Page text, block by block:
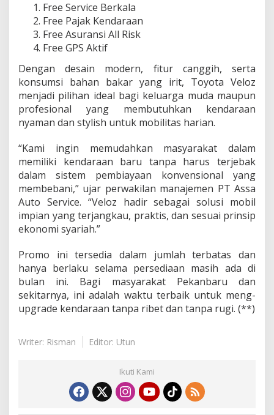
p
a
R
i
b
a
Free Service Berkala
Free Pajak Kendaraan
Free Asuransi All Risk
Free GPS Aktif
Dengan desain modern, fitur canggih, serta
konsumsi bahan bakar yang irit, Toyota Veloz
menjadi pilihan ideal bagi keluarga muda maupun
profesional yang membutuhkan kendaraan
nyaman dan stylish untuk mobilitas harian.
“Kami ingin memudahkan masyarakat dalam
memiliki kendaraan baru tanpa harus terjebak
dalam sistem pembiayaan konvensional yang
membebani,” ujar perwakilan manajemen PT Assa
Auto Service. “Veloz hadir sebagai solusi mobil
impian yang terjangkau, praktis, dan sesuai prinsip
ekonomi syariah.”
Promo ini tersedia dalam jumlah terbatas dan
hanya berlaku selama persediaan masih ada di
bulan ini. Bagi masyarakat Pekanbaru dan
sekitarnya, ini adalah waktu terbaik untuk meng-
upgrade kendaraan tanpa ribet dan tanpa rugi. (**)
Writer: Risman Editor: Utun
Ikuti Kami